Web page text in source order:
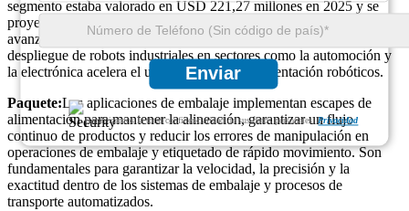
Enviar
Garantizamos la total confidencialidad de sus datos personales.Privacidad
segmento estaba valorado en USD 221,27 millones en 2025 y se
proyecta que alcance los USD 354,40 millones para 2035,
avanzando con un crecimiento de alrededor del 5,4%. El creciente
despliegue de robots industriales en sectores como la automoción y
la electrónica acelera el uso de escapes de alimentación robóticos.
Paquete:Las aplicaciones de embalaje implementan escapes de
alimentación para mantener la alineación, garantizar un flujo
continuo de productos y reducir los errores de manipulación en
operaciones de embalaje y etiquetado de rápido movimiento. Son
fundamentales para garantizar la velocidad, la precisión y la
exactitud dentro de los sistemas de embalaje y procesos de
transporte automatizados.